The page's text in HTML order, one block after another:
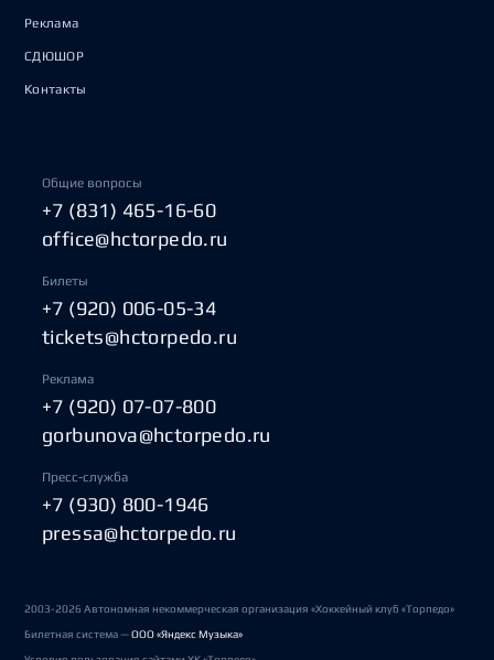
Реклама
СДЮШОР
Контакты
Общие вопросы
+7 (831) 465-16-60
office@hctorpedo.ru
Билеты
+7 (920) 006-05-34
tickets@hctorpedo.ru
Реклама
+7 (920) 07-07-800
gorbunova@hctorpedo.ru
Пресс-служба
+7 (930) 800-1946
pressa@hctorpedo.ru
2003-2026 Автономная некоммерческая организация «Хоккейный клуб «Торпедо»
Билетная система —ООО «Яндекс Музыка»